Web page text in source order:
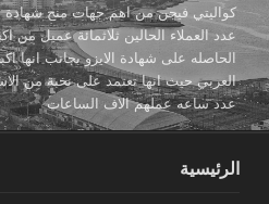
كواليتي فيجن من اهم جهات منح شهادة
عدد العملاء الحالين ثلاثمائة عميل
الحاصله على شهادة الايزو بجانب انها
العربي حيث انها تعتمد على نخبة من
عدد ساعه عملهم الاف الساعات
الرئيسية